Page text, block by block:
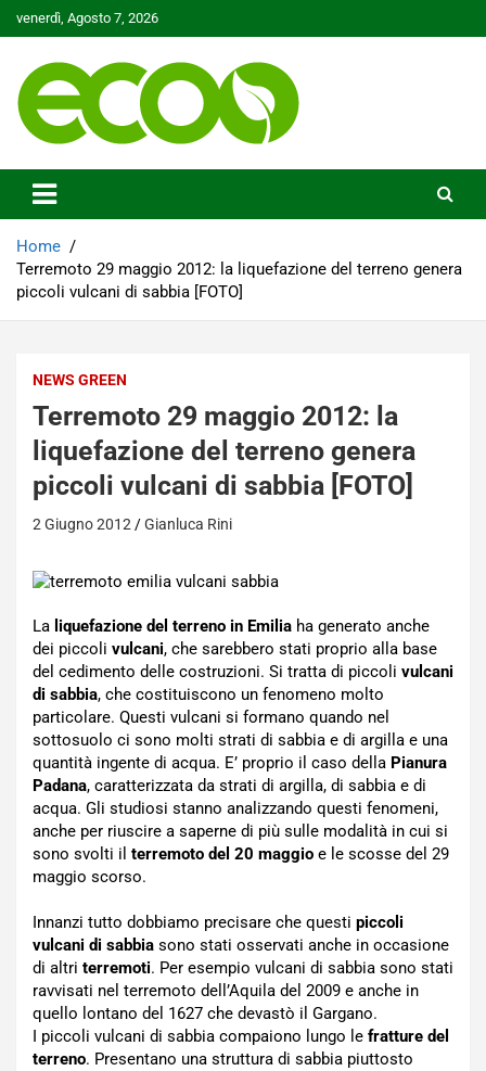
to
venerdì, Agosto 7, 2026
Ecoo.it
Home
Terremoto 29 maggio 2012: la liquefazione del terreno genera
piccoli vulcani di sabbia [FOTO]
NEWS GREEN
Terremoto 29 maggio 2012: la
liquefazione del terreno genera
piccoli vulcani di sabbia [FOTO]
2 Giugno 2012 Gianluca Rini
La liquefazione del terreno in Emilia ha generato anche
dei piccoli vulcani, che sarebbero stati proprio alla base
del cedimento delle costruzioni. Si tratta di piccoli vulcani
di sabbia, che costituiscono un fenomeno molto
particolare. Questi vulcani si formano quando nel
sottosuolo ci sono molti strati di sabbia e di argilla e una
quantità ingente di acqua. E’ proprio il caso della Pianura
Padana, caratterizzata da strati di argilla, di sabbia e di
acqua. Gli studiosi stanno analizzando questi fenomeni,
anche per riuscire a saperne di più sulle modalità in cui si
sono svolti il terremoto del 20 maggio e le scosse del 29
maggio scorso.
Innanzi tutto dobbiamo precisare che questi piccoli
vulcani di sabbia sono stati osservati anche in occasione
di altri terremoti. Per esempio vulcani di sabbia sono stati
ravvisati nel terremoto dell’Aquila del 2009 e anche in
quello lontano del 1627 che devastò il Gargano.
I piccoli vulcani di sabbia compaiono lungo le fratture del
terreno. Presentano una struttura di sabbia piuttosto